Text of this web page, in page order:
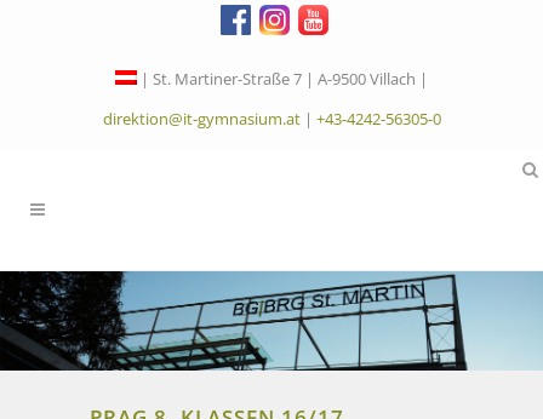
| St. Martiner-Straße 7 | A-9500 Villach |
direktion@it-gymnasium.at| +43-4242-56305-0